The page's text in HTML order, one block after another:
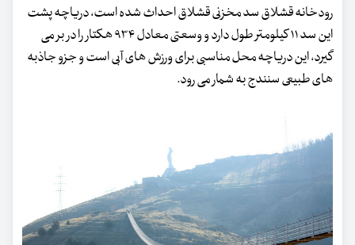
رودخانه قشلاق سد مخزنی قشلاق احداث شده است، دریاچه پشت
این سد ۱۱ کیلومتر طول دارد و وسعتی معادل ۹۳۴ هکتار را در بر می
گیرد، این دریاچه محل مناسبی برای ورزش های آبی است و جزو جاذبه
های طبیعی سنندج به شمار می رود.